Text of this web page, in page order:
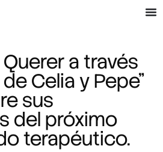
a través
Celia y Pepe”
sus
del próximo
terapéutico.